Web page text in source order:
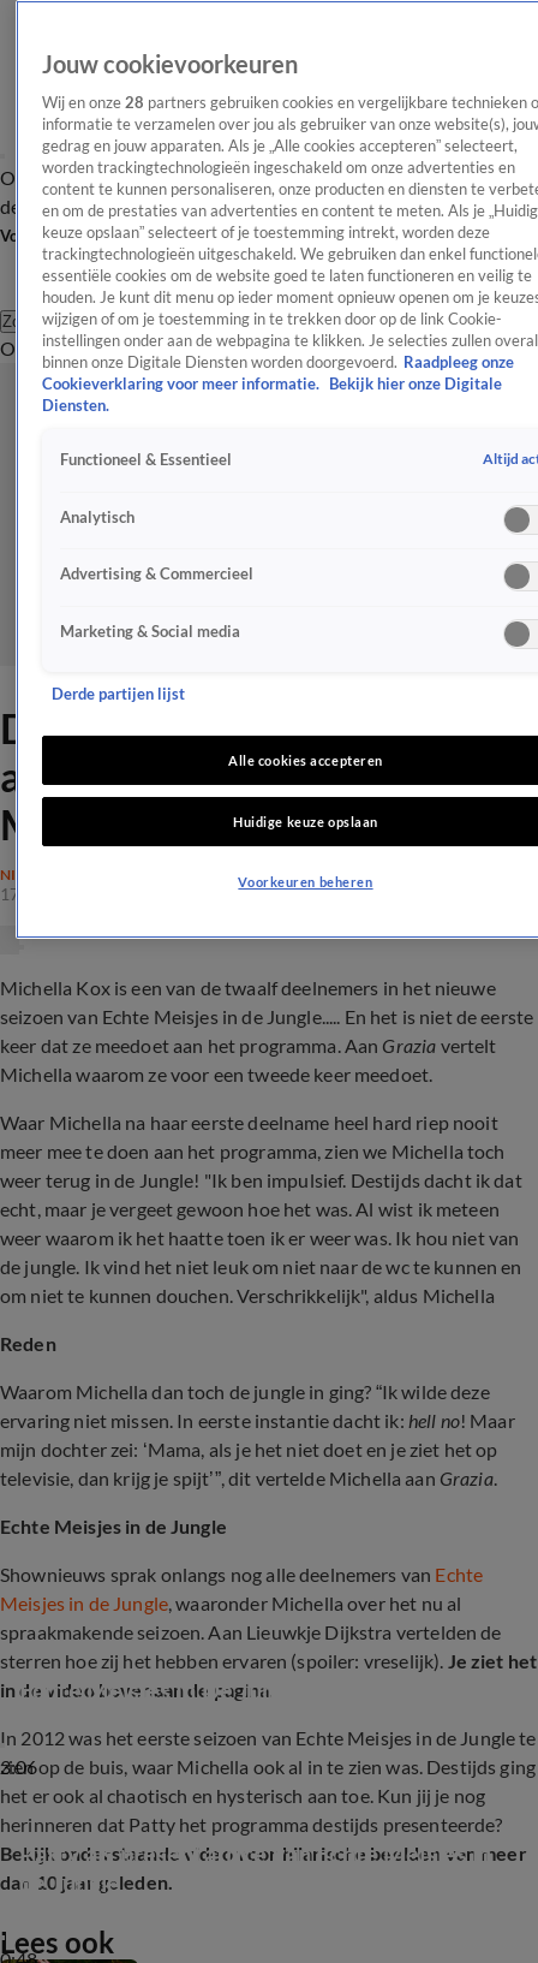
OverzichtAfleveringen Entertainment TV Algemeen
Tip
de redactieNieuwsbrief
Volg Shownieuws
Zoeken
OverzichtEntertainmentSpraakmakendRealityCrimeVideo's
Dochter Michella Kox reden
achter deelname Echte
Meisjes in de Jungle
NIEUWS
17 jan 2023, 18:31
Michella Kox is een van de twaalf deelnemers in het nieuwe
seizoen van Echte Meisjes in de Jungle..... En het is niet de eerste
keer dat ze meedoet aan het programma. Aan Grazia vertelt
Michella waarom ze voor een tweede keer meedoet.
Waar Michella na haar eerste deelname heel hard riep nooit
meer mee te doen aan het programma, zien we Michella toch
weer terug in de Jungle! "Ik ben impulsief. Destijds dacht ik dat
echt, maar je vergeet gewoon hoe het was. Al wist ik meteen
weer waarom ik het haatte toen ik er weer was. Ik hou niet van
de jungle. Ik vind het niet leuk om niet naar de wc te kunnen en
om niet te kunnen douchen. Verschrikkelijk", aldus Michella
Reden
Waarom Michella dan toch de jungle in ging? “Ik wilde deze
ervaring niet missen. In eerste instantie dacht ik: hell no! Maar
mijn dochter zei: ‘Mama, als je het niet doet en je ziet het op
televisie, dan krijg je spijt’”, dit vertelde Michella aan Grazia.
Echte Meisjes in de Jungle
Shownieuws sprak onlangs nog alle deelnemers van Echte
Meisjes in de Jungle, waaronder Michella over het nu al
spraakmakende seizoen. Aan Lieuwkje Dijkstra vertelden de
sterren hoe zij het hebben ervaren (spoiler: vreselijk). Je ziet het
in de video bovenaan de pagina.
3:06
Echte Meisjes In De Jungle over heftig seizoen
In 2012 was het eerste seizoen van Echte Meisjes in de Jungle te
zien op de buis, waar Michella ook al in te zien was. Destijds ging
het er ook al chaotisch en hysterisch aan toe. Kun jij je nog
herinneren dat Patty het programma destijds presenteerde?
Bekijk onderstaande video voor hilarische beelden van meer
dan 10 jaar geleden.
Patty als presentatrice van Echte Meisjes in
de Jungle
Lees ook
Jouw cookievoorkeuren
Wij en onze 28 partners gebruiken cookies en vergelijkbare technieken
informatie te verzamelen over jou als gebruiker van onze website(s),
gedrag en jouw apparaten. Als je „Alle cookies accepteren” selecteert,
worden trackingtechnologieën ingeschakeld om onze advertenties en
content te kunnen personaliseren, onze producten en diensten te
en om de prestaties van advertenties en content te meten. Als je
keuze opslaan” selecteert of je toestemming intrekt, worden deze
trackingtechnologieën uitgeschakeld. We gebruiken dan enkel
essentiële cookies om de website goed te laten functioneren en veilig te
houden. Je kunt dit menu op ieder moment opnieuw openen om je
wijzigen of om je toestemming in te trekken door op de link Cookie-
instellingen onder aan de webpagina te klikken. Je selecties zullen overal
binnen onze Digitale Diensten worden doorgevoerd. Raadpleeg onze
Cookieverklaring voor meer informatie.
Bekijk hier onze Digitale
Diensten.
Functioneel & Essentieel Altijd
Analytisch
Advertising & Commercieel
Marketing & Social media
Derde partijen lijst
Alle cookies accepteren
Huidige keuze opslaan
Voorkeuren beheren